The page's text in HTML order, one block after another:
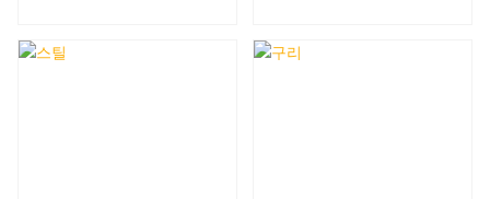
AL7075, AL6061-T6 등
SUS420, SUS416, 17-